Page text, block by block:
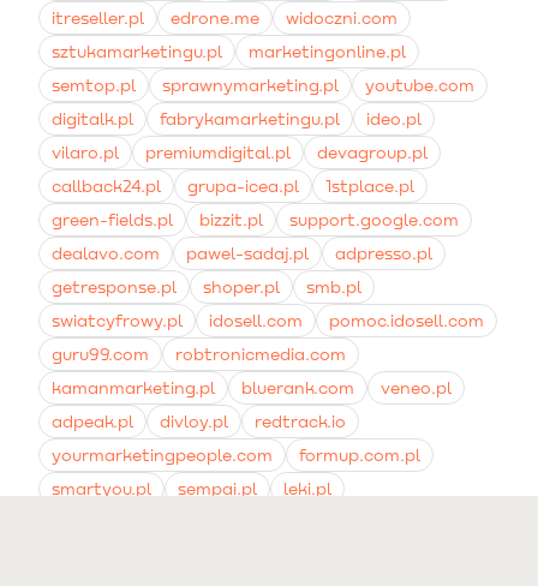
itreseller.pl
edrone.me
widoczni.com
sztukamarketingu.pl
marketingonline.pl
semtop.pl
sprawnymarketing.pl
youtube.com
digitalk.pl
fabrykamarketingu.pl
ideo.pl
vilaro.pl
premiumdigital.pl
devagroup.pl
callback24.pl
grupa-icea.pl
1stplace.pl
green-fields.pl
bizzit.pl
support.google.com
dealavo.com
pawel-sadaj.pl
adpresso.pl
getresponse.pl
shoper.pl
smb.pl
swiatcyfrowy.pl
idosell.com
pomoc.idosell.com
guru99.com
robtronicmedia.com
kamanmarketing.pl
bluerank.com
veneo.pl
adpeak.pl
divloy.pl
redtrack.io
yourmarketingpeople.com
formup.com.pl
smartyou.pl
sempai.pl leki.pl